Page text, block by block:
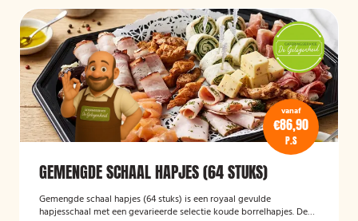
vanaf
€86,90
P.S
GEMENGDE SCHAAL HAPJES (64 STUKS)
Gemengde schaal hapjes (64 stuks) is een royaal gevulde
hapjesschaal met een gevarieerde selectie koude borrelhapjes. De